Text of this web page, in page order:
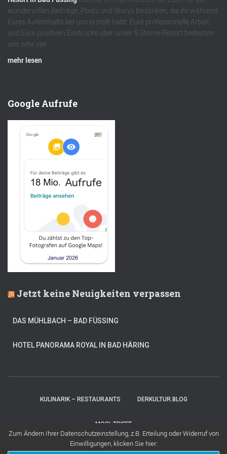
wundervollen Beiträge, Posts und Storys bedanken, die ihr während
Eures Aufenthalts bei uns erstellt habt. Eure professionelle Arbeit
und Eure positiven Eindrücke über unser 5 Sterne-Resort bedeuten
uns sehr viel.
mehr lesen
Google Aufrufe
Jetzt keine Neuigkeiten verpassen
DAS MÜHLBACH – BAD FÜSSING
HOTEL PANORAMA ROYAL IN BAD HÄRING
KULINARIK – RESTAURANTS DERKULTUR.BLOG
MOSI-TRIFFT
Hestia | Entwickelt vonThemeIsle
Zum Ändern Ihrer Datenschutzeinstellung, z.B. Erteilung oder Widerruf von
Einwilligungen, klicken Sie hier: